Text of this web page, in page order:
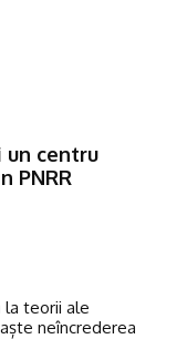
un centru
PNRR
la teorii ale
neîncrederea